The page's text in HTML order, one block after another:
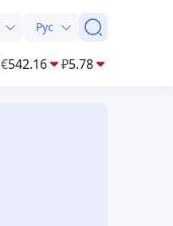
Рус
€542.16 ₽5.78